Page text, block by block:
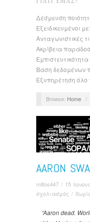
Δέσμευση
Εξειδικευμένοι
Ανταγωνιστικές
Ακρίβεια
Βάση δεδομένων
Εξυπηρέτηση όλο
Browse: Home /
AARON
miltos447 / 15
σχολιασμός στο
Swartz
/
“Aaron dead.